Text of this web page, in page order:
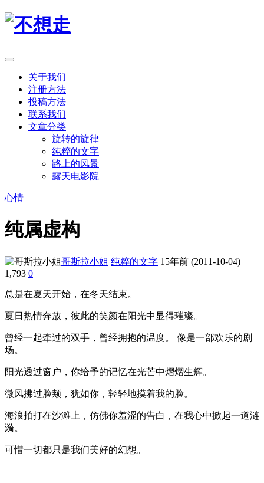
关于我们
注册方法
投稿方法
联系我们
文章分类
旋转的旋律
纯粹的文字
路上的风景
露天电影院
心情
纯属虚构
哥斯拉小姐 纯粹的文字 15年前 (2011-10-04)
1,793 0
总是在夏天开始，在冬天结束。
夏日热情奔放，彼此的笑颜在阳光中显得璀璨。
曾经一起牵过的双手，曾经拥抱的温度。 像是一部欢乐的剧
场。
阳光透过窗户，你给予的记忆在光芒中熠熠生辉。
微风拂过脸颊，犹如你，轻轻地摸着我的脸。
海浪拍打在沙滩上，仿佛你羞涩的告白，在我心中掀起一道涟
漪。
可惜一切都只是我们美好的幻想。